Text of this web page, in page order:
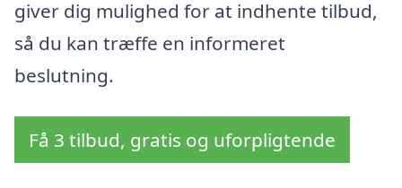
giver dig mulighed for at indhente tilbud,
så du kan træffe en informeret
beslutning.
Få 3 tilbud, gratis og uforpligtende